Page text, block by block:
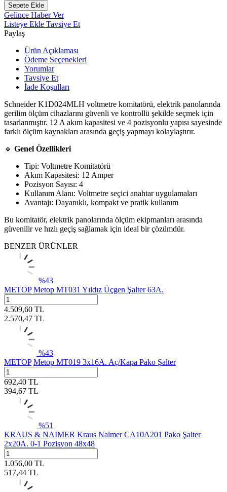
Sepete Ekle
Gelince Haber Ver
Listeye Ekle Tavsiye Et
Paylaş
Ürün Açıklaması
Ödeme Seçenekleri
Yorumlar
Tavsiye Et
İade Koşulları
Schneider K1D024MLH voltmetre komitatörü, elektrik panolarında
gerilim ölçüm cihazlarını güvenli ve kontrollü şekilde seçmek için
tasarlanmıştır. 12 A akım kapasitesi ve 4 pozisyonlu yapısı sayesinde
farklı ölçüm kaynakları arasında geçiş yapmayı kolaylaştırır.
🔹 Genel Özellikleri
Tipi: Voltmetre Komitatörü
Akım Kapasitesi: 12 Amper
Pozisyon Sayısı: 4
Kullanım Alanı: Voltmetre seçici anahtar uygulamaları
Avantajı: Dayanıklı, kompakt ve pratik kullanım
Bu komitatör, elektrik panolarında ölçüm ekipmanları arasında
güvenilir ve hızlı geçiş sağlamak için ideal bir çözümdür.
BENZER ÜRÜNLER
%43
METOP Metop MT031 Yıldız Üçgen Şalter 63A.
4.509,60 TL
2.570,47 TL
%43
METOP Metop MT019 3x16A. Aç/Kapa Pako Şalter
692,40 TL
394,67 TL
%51
KRAUS & NAIMER Kraus Naimer CA10A201 Pako Şalter
2x20A. 0-1 Pozisyon 48x48
1.056,00 TL
517,44 TL